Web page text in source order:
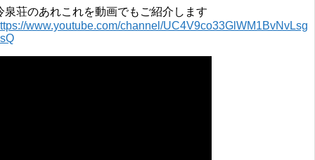
泉荘のあれこれを動画でもご紹介します
www.youtube.com/channel/UC4V9co33GlWM1BvNvLsg